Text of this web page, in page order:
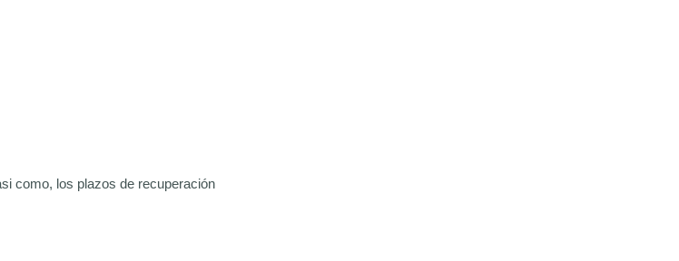
como, los plazos de recuperación